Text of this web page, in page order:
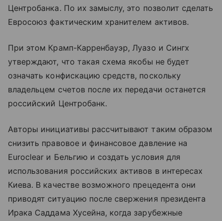
Центробанка. По их замыслу, это позволит сделать
Евросоюз фактическим хранителем активов.
При этом Крамп-Карренбауэр, Луазо и Сингх
утверждают, что такая схема якобы не будет
означать конфискацию средств, поскольку
владельцем счетов после их передачи останется
российский Центробанк.
Авторы инициативы рассчитывают таким образом
снизить правовое и финансовое давление на
Euroclear и Бельгию и создать условия для
использования российских активов в интересах
Киева. В качестве возможного прецедента они
приводят ситуацию после свержения президента
Ирака Саддама Хусейна, когда зарубежные